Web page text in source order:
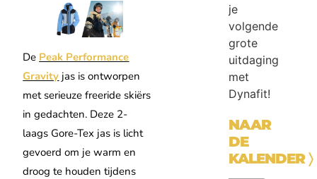
De Peak Performance
Gravity jas is ontworpen
met serieuze freeride skiërs
in gedachten. Deze 2-
laags Gore-Tex jas is licht
gevoerd om je warm en
droog te houden tijdens
je
volgende
grote
uitdaging
met
Dynafit!
NAAR
DE
KALENDER〉